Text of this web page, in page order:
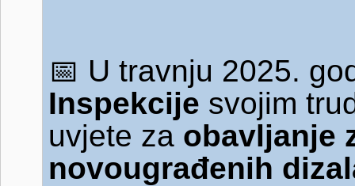
📅 U travnju 2025.
Inspekcije svojim
uvjete za obavljanje
novougrađenih